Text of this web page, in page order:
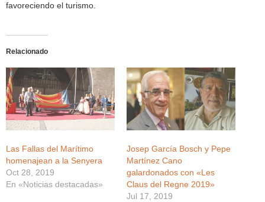
favoreciendo el turismo.
Relacionado
Las Fallas del Marítimo
homenajean a la Senyera
Oct 28, 2019
En «Noticias destacadas»
Josep García Bosch y Pepe
Martínez Cano
galardonados con «Les
Claus del Regne 2019»
Jul 17, 2019